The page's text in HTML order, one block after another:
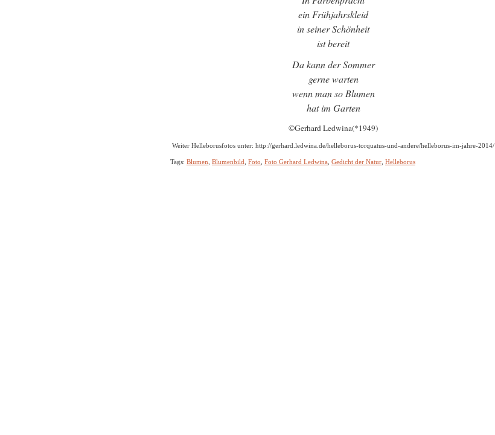
ein Frühjahrskleid
in seiner Schönheit
ist bereit
Da kann der Sommer
gerne warten
wenn man so Blumen
hat im Garten
©Gerhard Ledwina(*1949)
Weiter Helleborusfotos unter: http://gerhard.ledwina.de/helleborus-torquatus-und-andere/helleborus-im-jahre-2014/
Tags: Blumen Blumenbild Foto Foto Gerhard Ledwina Gedicht der Natur Helleborus